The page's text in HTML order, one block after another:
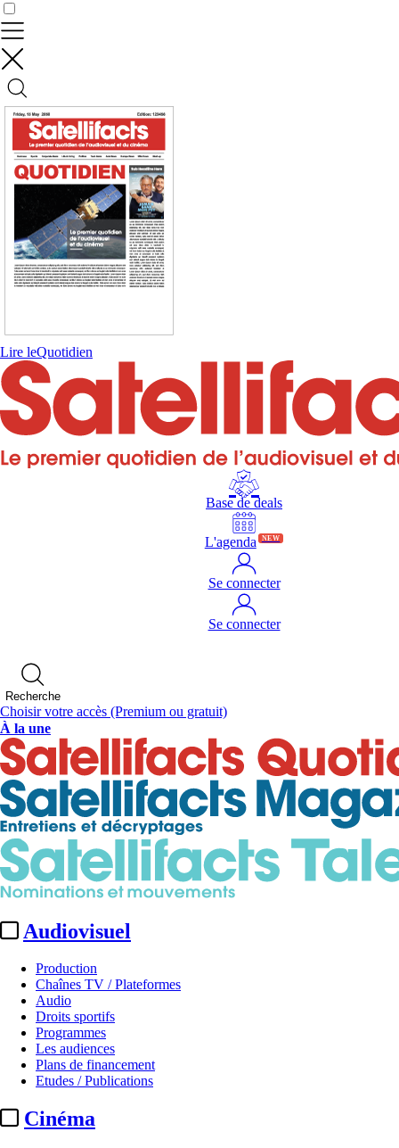
Lire leQuotidien
Base de deals
L'agenda NEW
Se connecter
Se connecter
Recherche
Choisir votre accès (Premium ou gratuit)
À la une
Audiovisuel
Production
Chaînes TV / Plateformes
Audio
Droits sportifs
Programmes
Les audiences
Plans de financement
Etudes / Publications
Cinéma
Contrôler vos données